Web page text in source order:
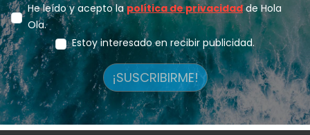
He leído y acepto lapolítica de privacidadde Hola
Ola.
Estoy interesado en recibir publicidad.
¡SUSCRIBIRME!